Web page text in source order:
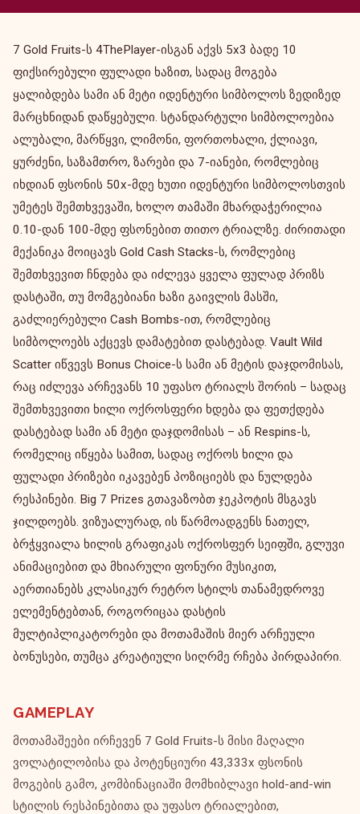
7 Gold Fruits-ს 4ThePlayer-ისგან აქვს 5x3 ბადე 10
ფიქსირებული ფულადი ხაზით, სადაც მოგება
ყალიბდება სამი ან მეტი იდენტური სიმბოლოს ზედიზედ
მარცხნიდან დაწყებული. სტანდარტული სიმბოლოებია
ალუბალი, მარწყვი, ლიმონი, ფორთოხალი, ქლიავი,
ყურძენი, საზამთრო, ზარები და 7-იანები, რომლებიც
იხდიან ფსონის 50x-მდე ხუთი იდენტური სიმბოლოსთვის
უმეტეს შემთხვევაში, ხოლო თამაში მხარდაჭერილია
0.10-დან 100-მდე ფსონებით თითო ტრიალზე. ძირითადი
მექანიკა მოიცავს Gold Cash Stacks-ს, რომლებიც
შემთხვევით ჩნდება და იძლევა ყველა ფულად პრიზს
დასტაში, თუ მომგებიანი ხაზი გაივლის მასში,
გაძლიერებული Cash Bombs-ით, რომლებიც
სიმბოლოებს აქცევს დამატებით დასტებად. Vault Wild
Scatter იწვევს Bonus Choice-ს სამი ან მეტის დაჯდომისას,
რაც იძლევა არჩევანს 10 უფასო ტრიალს შორის – სადაც
შემთხვევითი ხილი ოქროსფერი ხდება და ფეთქდება
დასტებად სამი ან მეტი დაჯდომისას – ან Respins-ს,
რომელიც იწყება სამით, სადაც ოქროს ხილი და
ფულადი პრიზები იკავებენ პოზიციებს და ნულდება
რესპინები. Big 7 Prizes გთავაზობთ ჯეკპოტის მსგავს
ჯილდოებს. ვიზუალურად, ის წარმოადგენს ნათელ,
ბრჭყვიალა ხილის გრაფიკას ოქროსფერ სეიფში, გლუვი
ანიმაციებით და მხიარული ფონური მუსიკით,
აერთიანებს კლასიკურ რეტრო სტილს თანამედროვე
ელემენტებთან, როგორიცაა დასტის
მულტიპლიკატორები და მოთამაშის მიერ არჩეული
ბონუსები, თუმცა კრეატიული სიღრმე რჩება პირდაპირი.
GAMEPLAY
მოთამაშეები ირჩევენ 7 Gold Fruits-ს მისი მაღალი
ვოლატილობისა და პოტენციური 43,333x ფსონის
მოგების გამო, კომბინაციაში მომხიბლავი hold-and-win
სტილის რესპინებითა და უფასო ტრიალებით,